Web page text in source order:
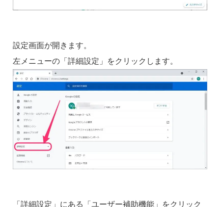
設定画面が開きます。
左メニューの「詳細設定」をクリックします。
「詳細設定」にある「ユーザー補助機能」をクリック